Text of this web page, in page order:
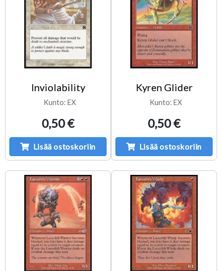
Inviolability
Kunto: EX
0,50 €
Lisää ostoskoriin
Kyren Glider
Kunto: EX
0,50 €
Lisää ostoskoriin